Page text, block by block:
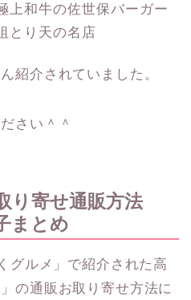
上和牛の佐世保バーガー
とり天の名店
紹介されていました。
さい＾＾
り寄せ通販方法
まとめ
グルメ」で紹介された高
の通販お取り寄せ方法に